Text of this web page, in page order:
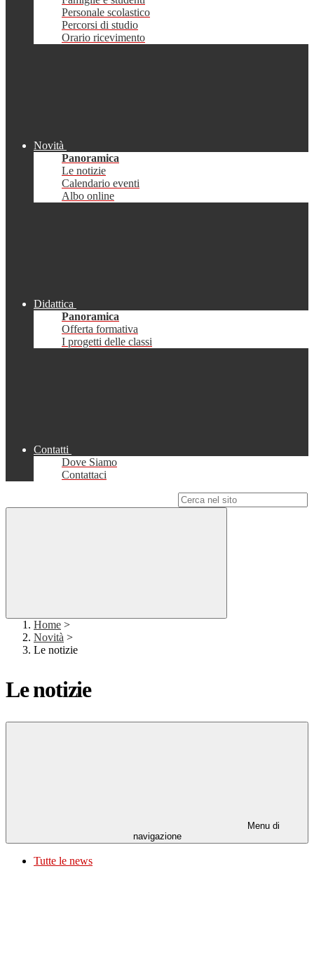
Personale scolastico
Percorsi di studio
Orario ricevimento
Novità
Panoramica
Le notizie
Calendario eventi
Albo online
Didattica
Panoramica
Offerta formativa
I progetti delle classi
Contatti
Dove Siamo
Contattaci
Home >
Novità >
Le notizie
Le notizie
Menu di
navigazione
Tutte le news